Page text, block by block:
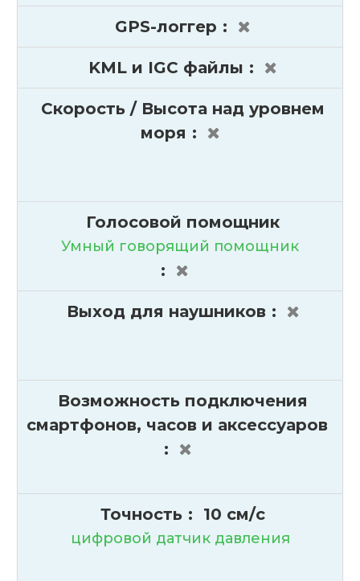
GPS-логгер :
KML и IGC файлы :
Скорость / Высота над уровнем
моря :
Голосовой помощник
Умный говорящий помощник
:
Выход для наушников :
Возможность подключения
смартфонов, часов и аксессуаров
:
Точность : 10 см/с
цифровой датчик давления